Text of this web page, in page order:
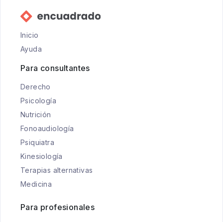
Inicio
Ayuda
Para consultantes
Derecho
Psicología
Nutrición
Fonoaudiología
Psiquiatra
Kinesiología
Terapias alternativas
Medicina
Para profesionales